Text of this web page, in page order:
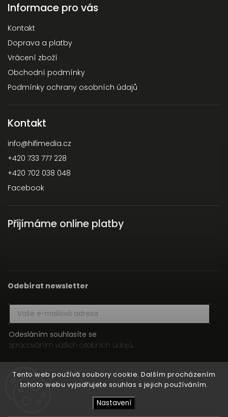
Tento web používá soubory cookie. Dalším procházením
tohoto webu vyjadřujete souhlas s jejich používáním.
Nastavení
Informace pro vás
Kontakt
Doprava a platby
Vrácení zboží
Obchodní podmínky
Podmínky ochrany osobních údajů
Kontakt
info@hifimedia.cz
+420 733 777 228
+420 702 038 048
Facebook
Přijímáme online platby
Odebírat newsletter
Odesláním souhlasíte se
zpracováním vašich osobních údajů.
HIFI MEDIA. Všechna práva vyhrazena.